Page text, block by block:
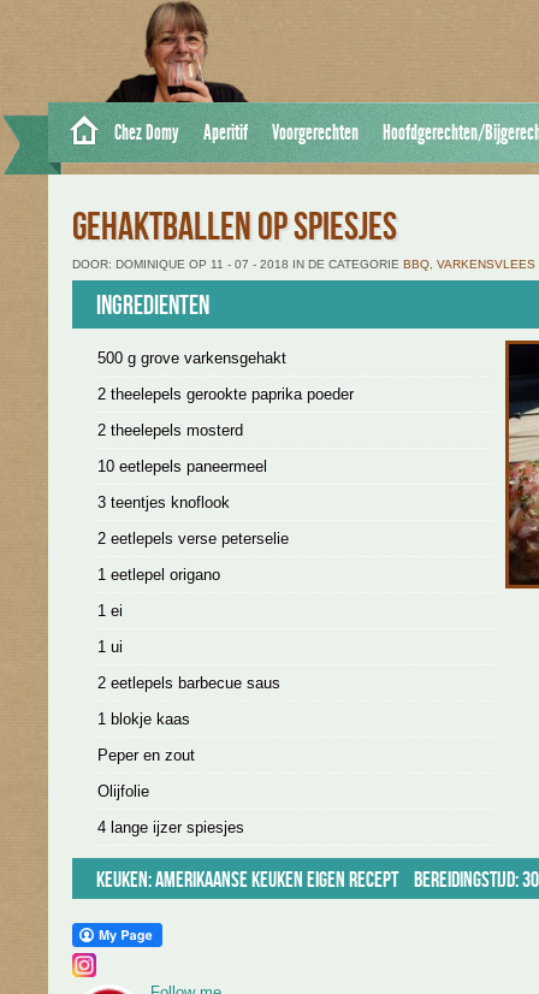
Chez Domy Aperitif Voorgerechten Hoofdgerechten/
GEHAKTBALLEN OP SPIESJES
DOOR: DOMINIQUE OP 11 - 07 - 2018 IN DE CATEGORIE BBQ VARKENSVLEES
Ingredienten
500 g grove varkensgehakt
2 theelepels gerookte paprika poeder
2 theelepels mosterd
10 eetlepels paneermeel
3 teentjes knoflook
2 eetlepels verse peterselie
1 eetlepel origano
1 ei
1 ui
2 eetlepels barbecue saus
1 blokje kaas
Peper en zout
Olijfolie
4 lange ijzer spiesjes
Keuken:Amerikaanse keuken Eigen recept Bereidingstijd: